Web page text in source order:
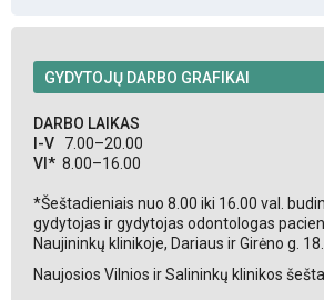
GYDYTOJŲ DARBO GRAFIKAI
DARBO LAIKAS
I-V 7.00–20.00
VI* 8.00–16.00
*Šeštadieniais nuo 8.00 iki 16.00 val.
gydytojas ir gydytojas odontologas
Naujininkų klinikoje, Dariaus ir Girėno g. 18.
Naujosios Vilnios ir Salininkų klinikos